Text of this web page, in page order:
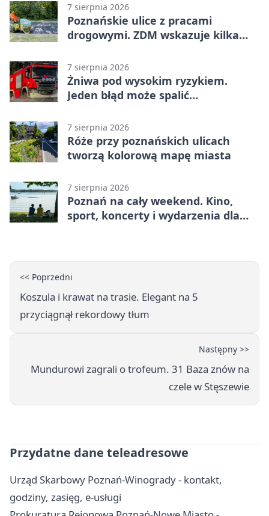
7 sierpnia 2026
Poznańskie ulice z pracami
drogowymi. ZDM wskazuje kilka
7 sierpnia 2026
Żniwa pod wysokim ryzykiem.
Jeden błąd może spalić
7 sierpnia 2026
Róże przy poznańskich ulicach
tworzą kolorową mapę miasta
7 sierpnia 2026
Poznań na cały weekend. Kino,
sport, koncerty i wydarzenia dla
<< Poprzedni
Koszula i krawat na trasie. Elegant na 5
przyciągnął rekordowy tłum
Następny >>
Mundurowi zagrali o trofeum. 31 Baza znów na
czele w Stęszewie
Przydatne dane teleadresowe
Urząd Skarbowy Poznań-Winogrady - kontakt,
godziny, zasięg, e-usługi